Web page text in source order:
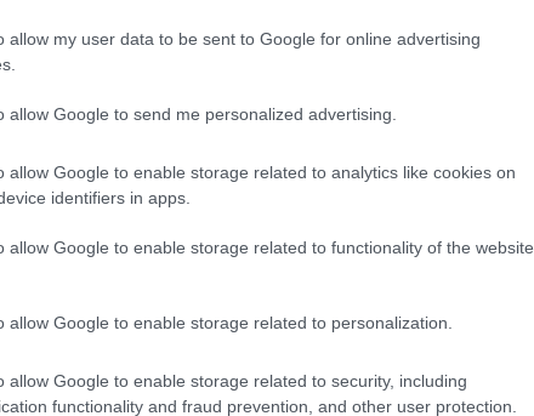
allow my user data to be sent to Google for online advertising
allow Google to send me personalized advertising.
allow Google to enable storage related to analytics like cookies on
identifiers in apps.
allow Google to enable storage related to functionality of the website
allow Google to enable storage related to personalization.
allow Google to enable storage related to security, including
functionality and fraud prevention, and other user protection.
militanza di Ilaria Salis. I giornali la
sociale di Monza, le manfiestazioni
pubblico ufficiale. “Siamo certi chela
dopo essere finita nei guai in
a una manifestazione di estrema
– scriveva ieri in una nota il
di Ilaria Salis in manette non ci
– e non vogliamo nemmeno
graduatorie ministeriali: d’altronde la sua
ed era terminata il giorno prima di recarsi
giudici di Budapest che – rassicuriamo la
da Orban, con l’auspicio